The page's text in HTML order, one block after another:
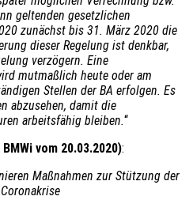
geltenden gesetzlichen
zunächst bis 31. März 2020 die
dieser Regelung ist denkbar,
verzögern. Eine
mutmaßlich heute oder am
Stellen der BA erfolgen. Es
abzusehen, damit die
arbeitsfähig bleiben.“
vom 20.03.2020):
Maßnahmen zur Stützung der